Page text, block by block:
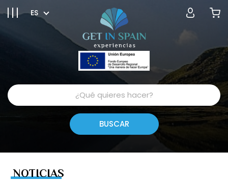
ES
NOTICIAS